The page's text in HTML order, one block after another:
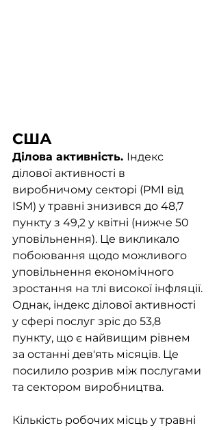
США
Ділова активність. Індекс
ділової активності в
виробничому секторі (PMI від
ISM) у травні знизився до 48,7
пункту з 49,2 у квітні (нижче 50
уповільнення). Це викликало
побоювання щодо можливого
уповільнення економічного
зростання на тлі високої інфляції.
Однак, індекс ділової активності
у сфері послуг зріс до 53,8
пункту, що є найвищим рівнем
за останні дев'ять місяців. Це
посилило розрив між послугами
та сектором виробництва.
Кількість робочих місць у травні